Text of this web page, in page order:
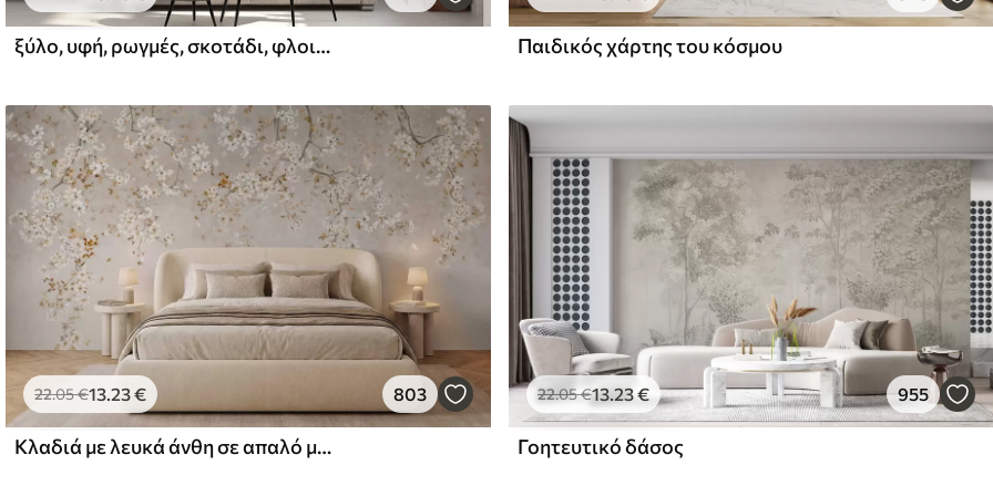
and Stick ξύλο, υφή, ρωγμές, σκοτάδι, φλοιός, επιφάνεια Παιδικός χάρτης του κόσμου
22.05€13.23€ 803
Κλαδιά με λευκά άνθη σε απαλό μπεζ φόντο
22.05€13.23€ 955
Γοητευτικό δάσος